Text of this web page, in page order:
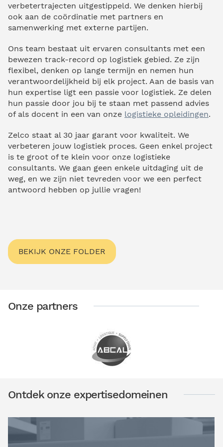
verbetertrajecten uitgestippeld. We denken hierbij
ook aan de coördinatie met partners en
samenwerking met externe partijen.
Ons team bestaat uit ervaren consultants met een
bewezen track-record op logistiek gebied. Ze zijn
flexibel, denken op lange termijn en nemen hun
verantwoordelijkheid bij elk project. Aan de basis van
hun expertise ligt een passie voor logistiek. Ze delen
hun passie door jou bij te staan met passend advies
of als docent in een van onze logistieke opleidingen.
Zelco staat al 30 jaar garant voor kwaliteit. We
verbeteren jouw logistiek proces. Geen enkel project
is te groot of te klein voor onze logistieke
consultants. We gaan geen enkele uitdaging uit de
weg, en we zijn niet tevreden voor we een perfect
antwoord hebben op jullie vragen!
BEKIJK ONZE FOLDER
Onze partners
Ontdek onze expertisedomeinen